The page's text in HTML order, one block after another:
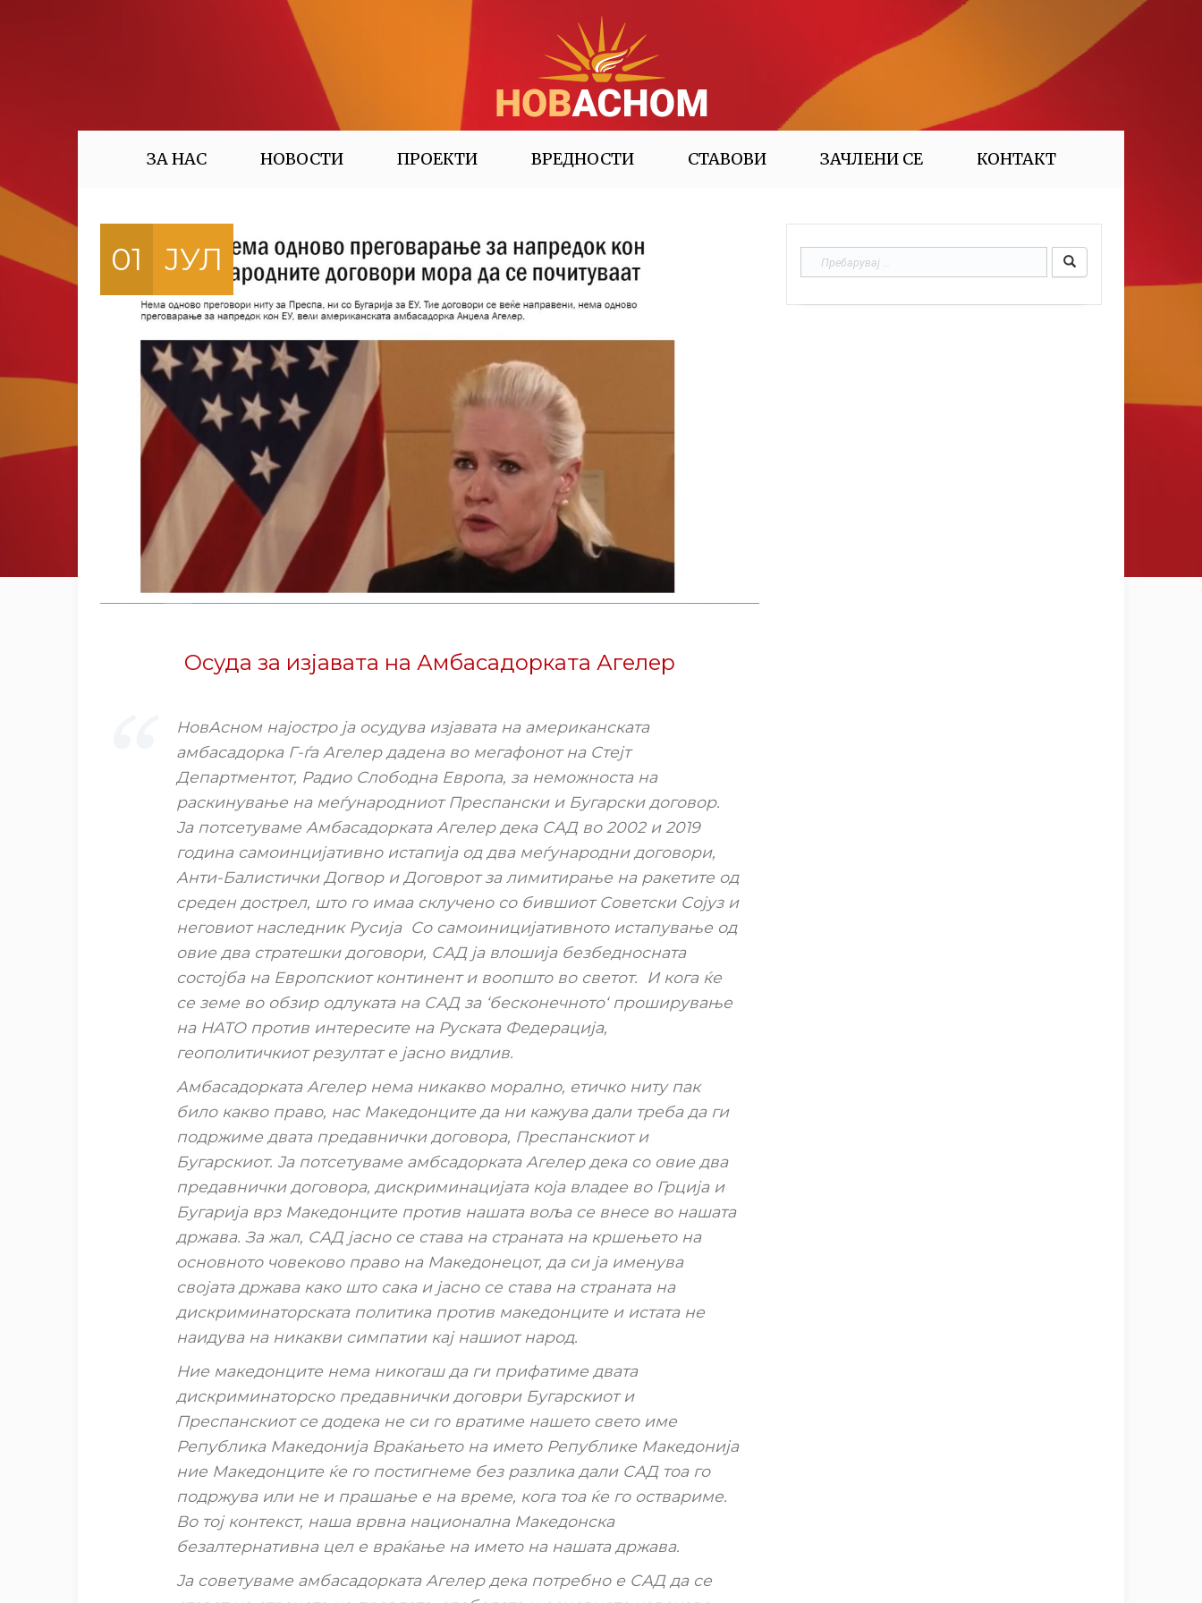
ЗА НАС НОВОСТИ ПРОЕКТИ ВРЕДНОСТИ СТАВОВИ ЗАЧЛЕНИ СЕ КОНТАКТ
01 ЈУЛ
Осуда за изјавата на Амбасадорката Агелер
НовАсном најостро ја осудува изјавата на американската
амбасадорка Г-ѓа Агелер дадена во мегафонот на Стејт
Департментот, Радио Слободна Европа, за неможноста на
раскинување на меѓународниот Преспански и Бугарски договор.
Ја потсетуваме Амбасадорката Агелер дека САД во 2002 и 2019
година самоинцијативно истапија од два меѓународни договори,
Анти-Балистички Догвор и Договрот за лимитирање на ракетите од
среден дострел, што го имаа склучено со бившиот Советски Сојуз и
неговиот наследник Русија Со самоиницијативното истапување од
овие два стратешки договори, САД ја влошија безбедносната
состојба на Европскиот континент и воопшто во светот. И кога ќе
се земе во обзир одлуката на САД за ‘бесконечното‘ проширување
на НАТО против интересите на Руската Федерација,
геополитичкиот резултат е јасно видлив.
Амбасадорката Агелер нема никакво морално, етичко ниту пак
било какво право, нас Македонците да ни кажува дали треба да ги
подржиме двата предавнички договора, Преспанскиот и
Бугарскиот. Ја потсетуваме амбсадорката Агелер дека со овие два
предавнички договора, дискриминацијата која владее во Грција и
Бугарија врз Македонците против нашата воља се внесе во нашата
држава. За жал, САД јасно се става на страната на кршењето на
основното човеково право на Македонецот, да си ја именува
својата држава како што сака и јасно се става на страната на
дискриминаторската политика против македонците и истата не
наидува на никакви симпатии кај нашиот народ.
Ние македонците нема никогаш да ги прифатиме двата
дискриминаторско предавнички договри Бугарскиот и
Преспанскиот се додека не си го вратиме нашето свето име
Република Македонија Враќањето на името Републике Македонија
ние Македонците ќе го постигнеме без разлика дали САД тоа го
подржува или не и прашање е на време, кога тоа ќе го оствариме.
Во тој контекст, наша врвна национална Македонска
безалтернативна цел е враќање на името на нашата држава.
Ја советуваме амбасадорката Агелер дека потребно е САД да се
Пребарувај